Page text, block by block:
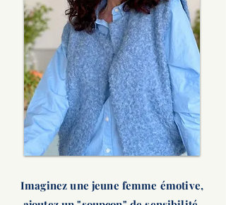
Imaginez une jeune femme émotive,